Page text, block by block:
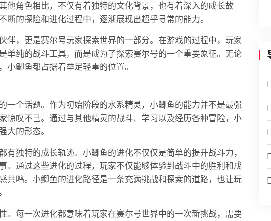
他角色相比，不仅有着独特的文化背景，也有着深入的成长故
的探险和进化过程中，逐渐展现出超乎寻常的能力。
伴，更是赛尔号玩家探索世界的一部分。在游戏的过程中，玩家
单纯的战斗工具，而是成为了探索赛尔号的一个重要象征。无论
鲫鱼都占据着举足轻重的位置。
一个话题。作为初始阶段的水系精灵，小鲫鱼的能力并不是最强
惊叹不已。通过与其他精灵的战斗、学习以及经历各种冒险，小
大的形态。
有独特的成长轨迹。小鲫鱼的进化不仅仅是简单的提升战斗力，
。通过这些进化的过程，玩家不仅能够体验到战斗中的胜利和成
共鸣。小鲫鱼的进化路径是一条充满挑战和探索的道路，也让玩
。每一次进化都意味着玩家在赛尔号世界中的一次新挑战，需要